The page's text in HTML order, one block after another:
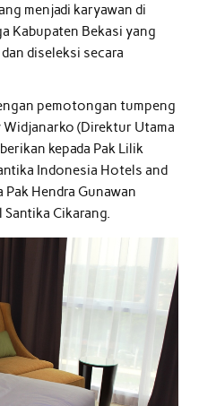
menjadi karyawan di
Kabupaten Bekasi yang
diseleksi secara
pemotongan tumpeng
(Direktur Utama
kepada Pak Lilik
Indonesia Hotels and
Hendra Gunawan
Cikarang.